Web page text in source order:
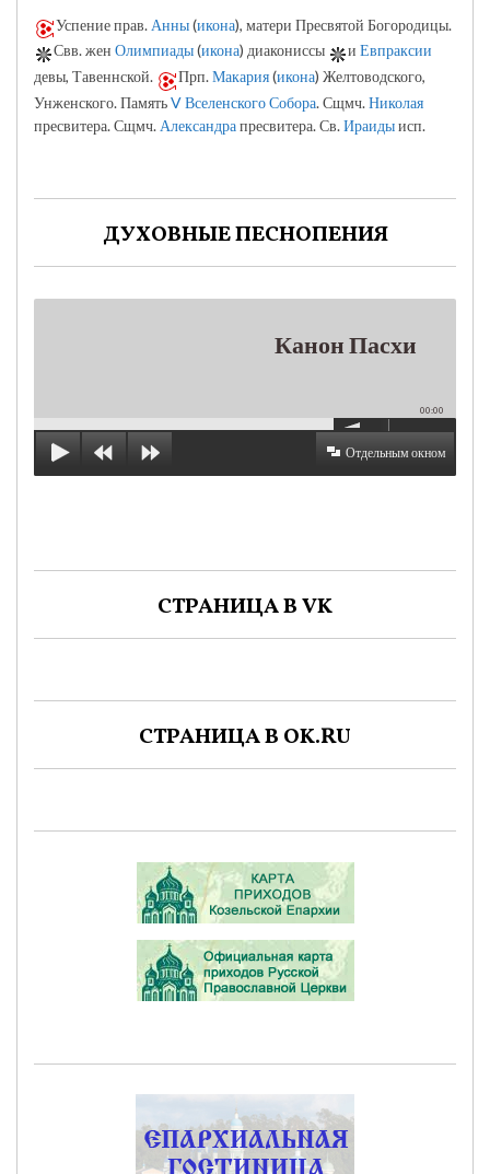
Успение прав. Анны(икона), матери Пресвятой Богородицы.
Свв. жен Олимпиады(икона) диакониссы и Евпраксии
девы, Тавеннской.
Прп.Макария(икона) Желтоводского,
Унженского. ПамятьV Вселенского Собора. Сщмч.Николая
пресвитера. Сщмч. Александрапресвитера. Св.Ираидыисп.
ДУХОВНЫЕ ПЕСНОПЕНИЯ
Канон Пасхи
00:00
Отдельным окном
СТРАНИЦА В VK
СТРАНИЦА В OK.RU